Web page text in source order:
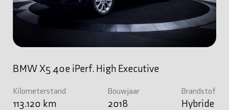
BMW X5 40e iPerf. High Executive
Kilometerstand
113.120 km
Bouwjaar
2018
Brandstof
Hybride